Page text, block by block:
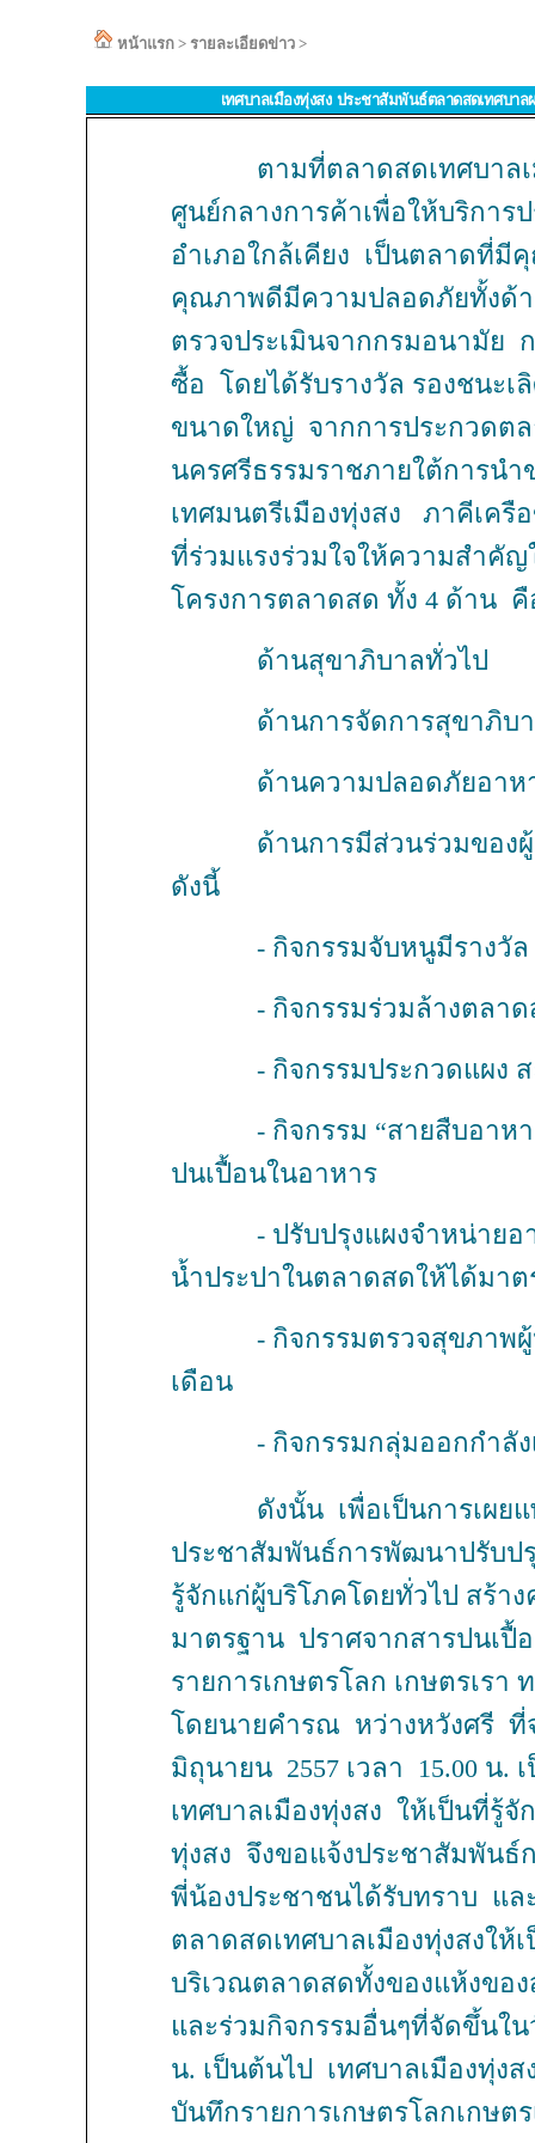
หน้าแรก > รายละเอียดข่าว >
เทศบาลเมืองทุ่งสง ประชาสัมพันธ์ตลาดสดเทศบา
ตามที่ตลาดสดเทศบาล
ศูนย์กลางการค้าเพื่อให้บริกา
อำเภอใกล้เคียง เป็นตลาดที่
คุณภาพดีมีความปลอดภัยทั้งด้
ตรวจประเมินจากกรมอนามัย
ซื้อ โดยได้รับรางวัล รองชนะ
ขนาดใหญ่ จากการประกวดต
นครศรีธรรมราชภายใต้การนำ
เทศมนตรีเมืองทุ่งสง ภาคีเค
ที่ร่วมแรงร่วมใจให้ความสำคั
โครงการตลาดสด ทั้ง 4 ด้าน คื
ด้านสุขาภิบาลทั่วไป
ด้านการจัดการสุขาภิบ
ด้านความปลอดภัยอาห
ด้านการมีส่วนร่วมของ
ดังนี้
- กิจกรรมจับหนูมีรางวั
- กิจกรรมร่วมล้างตลาด
- กิจกรรมประกวดแผง
- กิจกรรม “สายสืบอาห
ปนเปื้อนในอาหาร
- ปรับปรุงแผงจำหน่าย
น้ำประปาในตลาดสดให้ได้มาต
- กิจกรรมตรวจสุขภาพ
เดือน
- กิจกรรมกลุ่มออกกำลั
ดังนั้น เพื่อเป็นการเผย
ประชาสัมพันธ์การพัฒนาปรับป
รู้จักแก่ผู้บริโภคโดยทั่วไป สร้า
มาตรฐาน ปราศจากสารปนเ
รายการเกษตรโลก เกษตรเร
โดยนายคำรณ หว่างหวังศรี ที่
มิถุนายน 2557 เวลา 15.00 น.
เทศบาลเมืองทุ่งสง ให้เป็นที่รู้
ทุ่งสง จึงขอแจ้งประชาสัมพันธ์
พี่น้องประชาชนได้รับทราบ แล
ตลาดสดเทศบาลเมืองทุ่งสงให้
บริเวณตลาดสดทั้งของแห้งขอ
และร่วมกิจกรรมอื่นๆที่จัดขึ้นใ
น. เป็นต้นไป เทศบาลเมืองทุ่ง
บันทึกรายการเกษตรโลกเกษต